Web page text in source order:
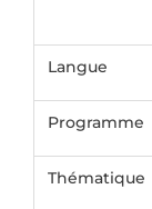
Langue
Programme
Thématique